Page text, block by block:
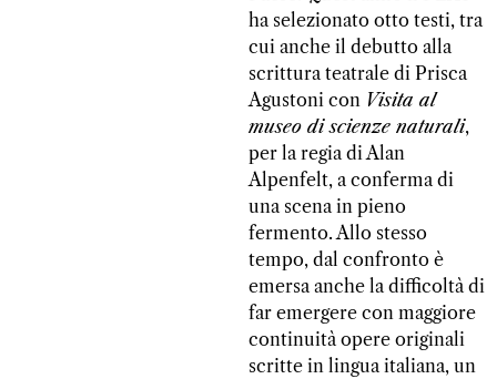
ha selezionato otto testi, tra
cui anche il debutto alla
scrittura teatrale di Prisca
Agustoni con Visita al
museo di scienze naturali,
per la regia di Alan
Alpenfelt, a conferma di
una scena in pieno
fermento. Allo stesso
tempo, dal confronto è
emersa anche la difficoltà di
far emergere con maggiore
continuità opere originali
scritte in lingua italiana, un